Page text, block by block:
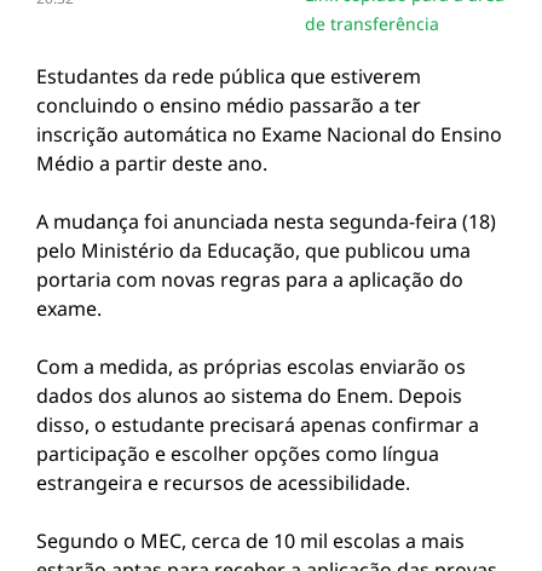
de transferência
Estudantes da rede pública que estiverem
concluindo o ensino médio passarão a ter
inscrição automática no Exame Nacional do Ensino
Médio a partir deste ano.
A mudança foi anunciada nesta segunda-feira (18)
pelo Ministério da Educação, que publicou uma
portaria com novas regras para a aplicação do
exame.
Com a medida, as próprias escolas enviarão os
dados dos alunos ao sistema do Enem. Depois
disso, o estudante precisará apenas confirmar a
participação e escolher opções como língua
estrangeira e recursos de acessibilidade.
Segundo o MEC, cerca de 10 mil escolas a mais